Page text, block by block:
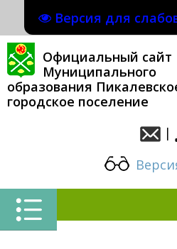
Версия для
Официальный сайт
Муниципального
образования
городское поселение
|